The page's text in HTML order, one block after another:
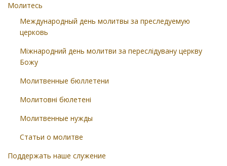
Молитесь
Международный день молитвы за преследуемую
церковь
Міжнародний день молитви за переслідувану церкву
Божу
Молитвенные бюллетени
Молитовні бюлетені
Молитвенные нужды
Статьи о молитве
Поддержать наше служение